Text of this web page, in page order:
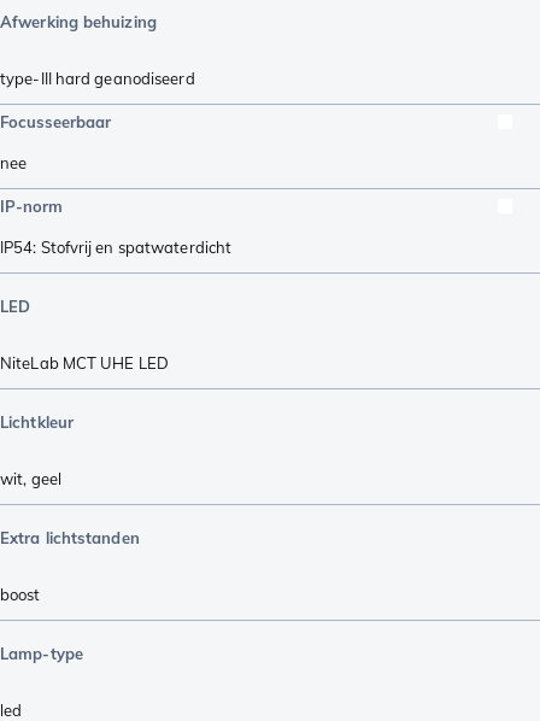
Afwerking behuizing
type-III hard geanodiseerd
Focusseerbaar
nee
IP-norm
IP54: Stofvrij en spatwaterdicht
LED
NiteLab MCT UHE LED
Lichtkleur
wit, geel
Extra lichtstanden
boost
Lamp-type
led